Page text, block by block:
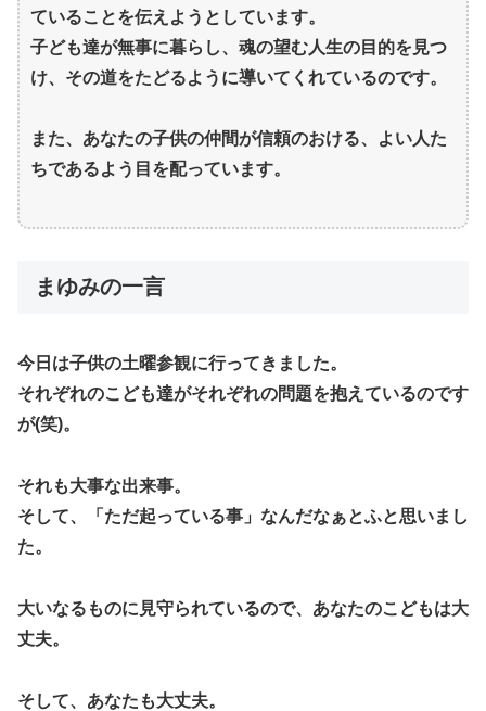
ていることを伝えようとしています。
子ども達が無事に暮らし、魂の望む人生の目的を見つ
け、その道をたどるように導いてくれているのです。
また、あなたの子供の仲間が信頼のおける、よい人た
ちであるよう目を配っています。
まゆみの一言
今日は子供の土曜参観に行ってきました。
それぞれのこども達がそれぞれの問題を抱えているのです
が(笑)。
それも大事な出来事。
そして、「ただ起っている事」なんだなぁとふと思いまし
た。
大いなるものに見守られているので、あなたのこどもは大
丈夫。
そして、あなたも大丈夫。